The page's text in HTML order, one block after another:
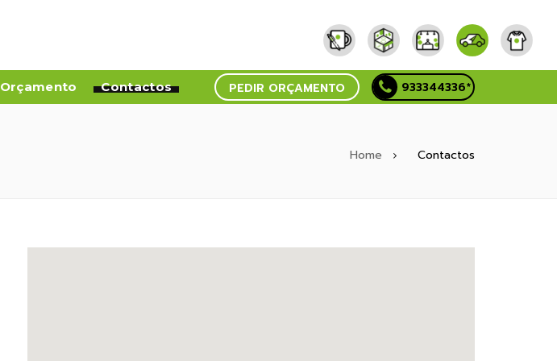
Orçamento Contactos PEDIR ORÇAMENTO 933344336*
Home Contactos